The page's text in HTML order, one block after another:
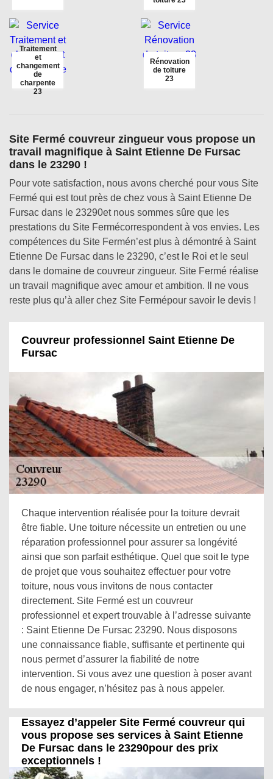
Traitement
et
changement
de
charpente
23
Rénovation
de toiture
23
Site Fermé couvreur zingueur vous propose un
travail magnifique à Saint Etienne De Fursac
dans le 23290 !
Pour vote satisfaction, nous avons cherché pour vous Site
Fermé qui est tout près de chez vous à Saint Etienne De
Fursac dans le 23290et nous sommes sûre que les
prestations du Site Fermécorrespondent à vos envies. Les
compétences du Site Fermén’est plus à démontré à Saint
Etienne De Fursac dans le 23290, c’est le Roi et le seul
dans le domaine de couvreur zingueur. Site Fermé réalise
un travail magnifique avec amour et ambition. Il ne vous
reste plus qu’à aller chez Site Fermépour savoir le devis !
Couvreur professionnel Saint Etienne De
Fursac
Chaque intervention réalisée pour la toiture devrait
être fiable. Une toiture nécessite un entretien ou une
réparation professionnel pour assurer sa longévité
ainsi que son parfait esthétique. Quel que soit le type
de projet que vous souhaitez effectuer pour votre
toiture, nous vous invitons de nous contacter
directement. Site Fermé est un couvreur
professionnel et expert trouvable à l’adresse suivante
: Saint Etienne De Fursac 23290. Nous disposons
une connaissance fiable, suffisante et pertinente qui
nous permet d’assurer la fiabilité de notre
intervention. Si vous avez une question à poser avant
de nous engager, n’hésitez pas à nous appeler.
Essayez d’appeler Site Fermé couvreur qui
vous propose ses services à Saint Etienne
De Fursac dans le 23290pour des prix
exceptionnels !